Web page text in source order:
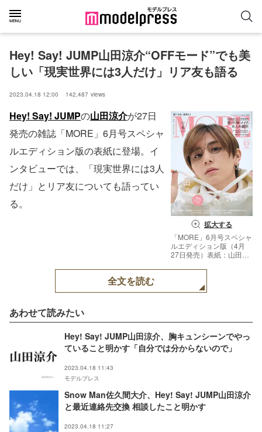
Hey! Say! JUMP山田涼介“OFFモード”でも美
しい「現実世界には3人だけ」リア友も語る
2023.04.18 12:00 142,487 views
拡大する
「MORE」6月号スペシャ
ルエディション版（4月
27日発売）表紙：山田涼
月号スペシャルエディシ
ISAC（SIGNO）
Hey! Say! JUMPの山田涼介が27日
発売の雑誌「MORE」6月号スペシャ
ルエディション版の表紙に登場。イ
ンタビューでは、「現実世界には3人
だけ」とリア友についても語ってい
る。
全文を読む
あわせて読みたい
Hey! Say! JUMP山田涼介、胸キュンシーンでやっ
ていること明かす「自分では分からないので」
2023.04.18 11:43
モデルプレス
Snow Man佐久間大介、Hey! Say! JUMP山田涼介
と最近連絡先交換 相談したこと明かす
2023.04.18 11:27